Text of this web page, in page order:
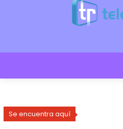
Se encuentra aquí